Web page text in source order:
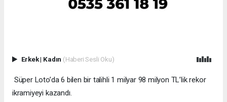
Erkek| Kadın (Haberi Sesli Oku)
Süper Loto’da 6 bilen bir talihli 1 milyar 98 milyon TL’lik rekor
ikramiyeyi kazandı.